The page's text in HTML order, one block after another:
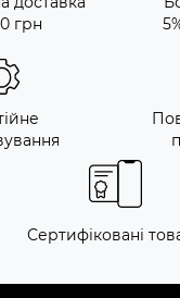
грн
Сертифіковані